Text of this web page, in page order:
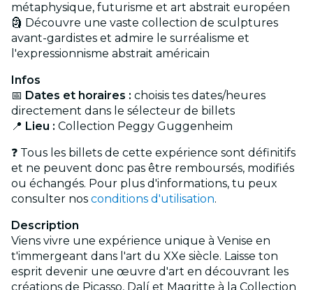
métaphysique, futurisme et art abstrait européen
🗿 Découvre une vaste collection de sculptures
avant-gardistes et admire le surréalisme et
l'expressionnisme abstrait américain
Infos
📅 Dates et horaires : choisis tes dates/heures
directement dans le sélecteur de billets
📍 Lieu : Collection Peggy Guggenheim
❓ Tous les billets de cette expérience sont définitifs
et ne peuvent donc pas être remboursés, modifiés
ou échangés. Pour plus d'informations, tu peux
consulter nos conditions d'utilisation.
Description
Viens vivre une expérience unique à Venise en
t'immergeant dans l'art du XXe siècle. Laisse ton
esprit devenir une œuvre d'art en découvrant les
créations de Picasso, Dalí et Magritte à la Collection